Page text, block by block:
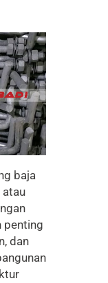
baja
atau
penting
dan